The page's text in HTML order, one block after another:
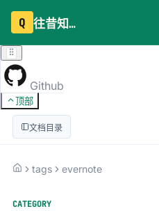
Q 往昔知识库
Github
顶部
文档目录
tags evernote
CATEGORY